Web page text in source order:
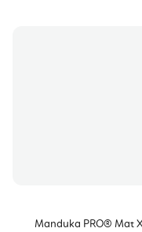
Manduka PRO® Mat